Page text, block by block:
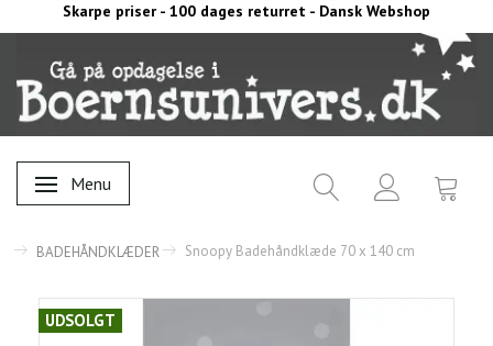
Skarpe priser - 100 dages returret - Dansk Webshop
Skifte navigation
Menu
BADEHÅNDKLÆDER Snoopy Badehåndklæde 70 x 140 cm
UDSOLGT